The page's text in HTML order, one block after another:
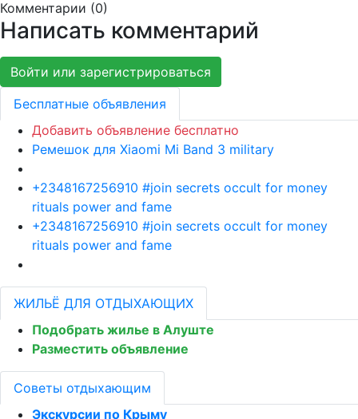
Комментарии (0)
Написать комментарий
Войти или зарегистрироваться
Бесплатные объявления
Добавить объявление бесплатно
Ремешок для Xiaomi Mi Band 3 military
+2348167256910 #join secrets occult for money
rituals power and fame
+2348167256910 #join secrets occult for money
rituals power and fame
ЖИЛЬЁ ДЛЯ ОТДЫХАЮЩИХ
Подобрать жилье в Алуште
Разместить объявление
Советы отдыхающим
Экскурсии по Крыму